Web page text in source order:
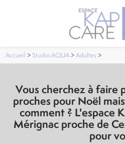
Accueil >Studio AQUA >Adultes >
Vous cherchez à faire
proches pour Noël
comment ? L'espace
Mérignac proche de
pour